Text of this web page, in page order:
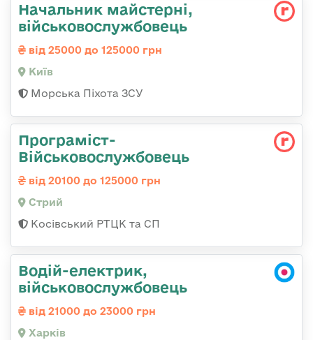
Начальник майстерні,
військовослужбовець
від 25000 до 125000 грн
Київ
Морська Піхота ЗСУ
Програміст-
Військовослужбовець
від 20100 до 125000 грн
Стрий
Косівський РТЦК та СП
Водій-електрик,
військовослужбовець
від 21000 до 23000 грн
Харків